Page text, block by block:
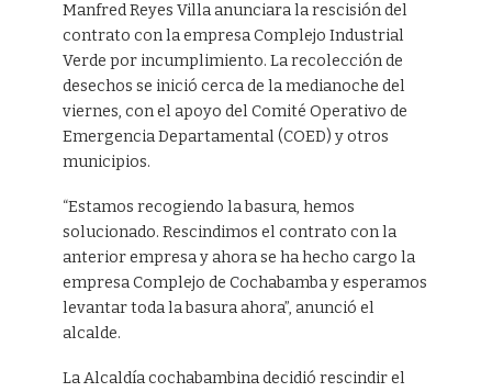
Manfred Reyes Villa anunciara la rescisión del
contrato con la empresa Complejo Industrial
Verde por incumplimiento. La recolección de
desechos se inició cerca de la medianoche del
viernes, con el apoyo del Comité Operativo de
Emergencia Departamental (COED) y otros
municipios.
“Estamos recogiendo la basura, hemos
solucionado. Rescindimos el contrato con la
anterior empresa y ahora se ha hecho cargo la
empresa Complejo de Cochabamba y esperamos
levantar toda la basura ahora”, anunció el
alcalde.
La Alcaldía cochabambina decidió rescindir el